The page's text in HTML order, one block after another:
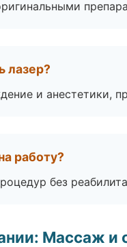
лазер?
и анестетики,
работу?
без
Массаж и